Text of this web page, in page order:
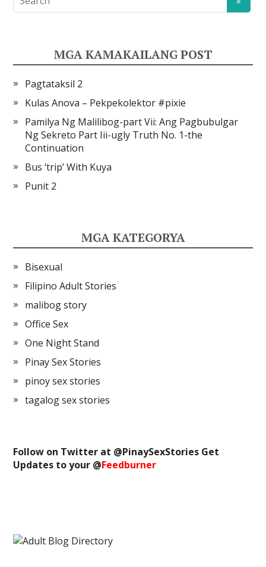
MGA KAMAKAILANG POST
Pagtataksil 2
Kulas Anova – Pekpekolektor #pixie
Pamilya Ng Malilibog-part Vii: Ang Pagbubulgar
Ng Sekreto Part Iii-ugly Truth No. 1-the
Continuation
Bus ‘trip’ With Kuya
Punit 2
MGA KATEGORYA
Bisexual
Filipino Adult Stories
malibog story
Office Sex
One Night Stand
Pinay Sex Stories
pinoy sex stories
tagalog sex stories
Follow on Twitter at @PinaySexStories Get
Updates to your @Feedburner